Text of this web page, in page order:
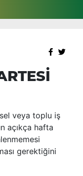
veya toplu iş
açıkça hafta
gerektiğini